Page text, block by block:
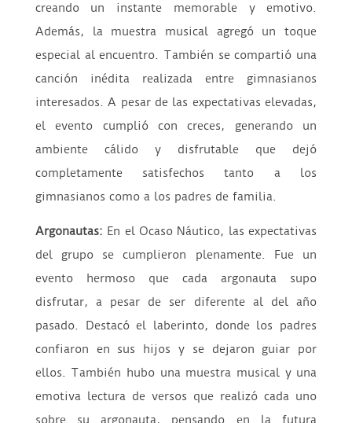
creando un instante memorable y emotivo.
Además, la muestra musical agregó un toque
especial al encuentro. También se compartió una
canción inédita realizada entre gimnasianos
interesados. A pesar de las expectativas elevadas,
el evento cumplió con creces, generando un
ambiente cálido y disfrutable que dejó
completamente satisfechos tanto a los
gimnasianos como a los padres de familia.
Argonautas: En el Ocaso Náutico, las expectativas
del grupo se cumplieron plenamente. Fue un
evento hermoso que cada argonauta supo
disfrutar, a pesar de ser diferente al del año
pasado. Destacó el laberinto, donde los padres
confiaron en sus hijos y se dejaron guiar por
ellos. También hubo una muestra musical y una
emotiva lectura de versos que realizó cada uno
sobre su argonauta, pensando en la futura